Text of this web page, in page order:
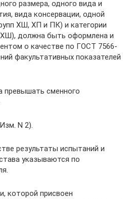
размера, одного вида и
вида консервации, одной
ХШ, ХП и ПК) и категории
должна быть оформлена и
о качестве по ГОСТ 7566-
факультативных показателей
превышать сменного
N 2).
результаты испытаний и
указываются по
которой присвоен